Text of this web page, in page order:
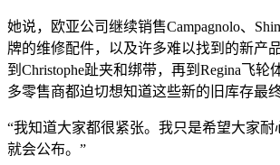
她说，欧亚公司继续销售Campagnolo、
牌的维修配件，以及许多难以找到的新
到Christophe趾夹和绑带，再到Regina飞轮
多零售商都迫切想知道这些新的旧库存最
“我知道大家都很紧张。我只是希望大家
就会公布。”